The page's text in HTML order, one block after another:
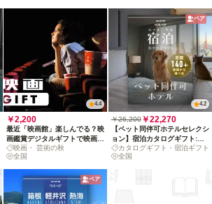
4.4
￥2,200
最近「映画館」楽しんでる？映
画鑑賞デジタルギフトで映画の
没入体験を贈ろう
映画・ 芸術の秋
全国
ペア
4.2
￥26,200￥22,270
【ペット同伴可ホテルセレクシ
ョン】宿泊カタログギフト:
140+施設〜
カタログギフト・宿泊ギフト
全国
ペア